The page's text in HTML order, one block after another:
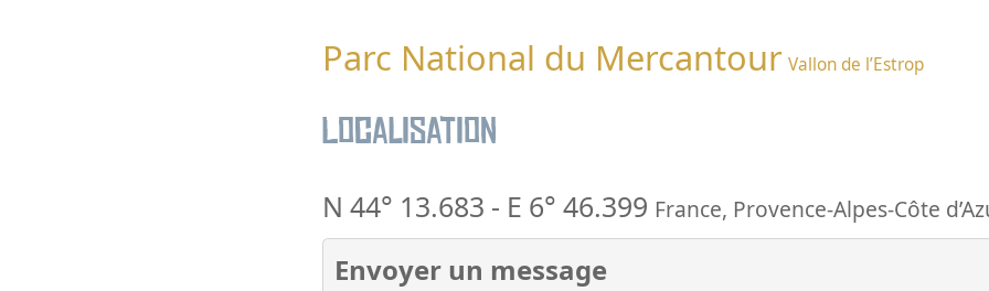
Parc National du Mercantour Vallon de l’Estrop
Localisation
N 44° 13.683 - E 6° 46.399 France, Provence-Alpes-Côte
Envoyer un message